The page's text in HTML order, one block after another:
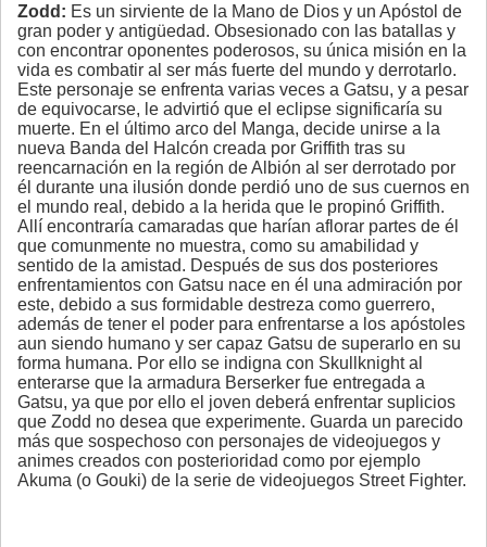
Zodd: Es un sirviente de la Mano de Dios y un Apóstol de
gran poder y antigüedad. Obsesionado con las batallas y
con encontrar oponentes poderosos, su única misión en la
vida es combatir al ser más fuerte del mundo y derrotarlo.
Este personaje se enfrenta varias veces a Gatsu, y a pesar
de equivocarse, le advirtió que el eclipse significaría su
muerte. En el último arco del Manga, decide unirse a la
nueva Banda del Halcón creada por Griffith tras su
reencarnación en la región de Albión al ser derrotado por
él durante una ilusión donde perdió uno de sus cuernos en
el mundo real, debido a la herida que le propinó Griffith.
Allí encontraría camaradas que harían aflorar partes de él
que comunmente no muestra, como su amabilidad y
sentido de la amistad. Después de sus dos posteriores
enfrentamientos con Gatsu nace en él una admiración por
este, debido a sus formidable destreza como guerrero,
además de tener el poder para enfrentarse a los apóstoles
aun siendo humano y ser capaz Gatsu de superarlo en su
forma humana. Por ello se indigna con Skullknight al
enterarse que la armadura Berserker fue entregada a
Gatsu, ya que por ello el joven deberá enfrentar suplicios
que Zodd no desea que experimente. Guarda un parecido
más que sospechoso con personajes de videojuegos y
animes creados con posterioridad como por ejemplo
Akuma (o Gouki) de la serie de videojuegos Street Fighter.